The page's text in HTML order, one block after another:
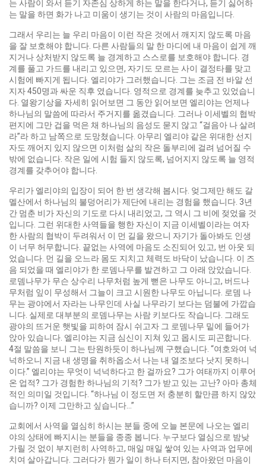
는 사람이 와서 듣기 자존심 상하게 하는 말을 한다거나, 듣기 싫어하
는 말을 하면 화가 나고 미움이 생기는 것이 사람의 마음입니다.
그래서 우리는 늘 우리 마음이 이런 작은 것에서 깨지지 않도록 마음
을 잘 보호해야 합니다. 다른 사람들의 말 한 마디에 내 마음이 쉽게 깨
지거나 상처받지 않도록 늘 경계하고 스스로를 보호해야 합니다. 경
계를 풀고 가드를 내리고 있으면, 자기도 모르는 사이 결정타를 맞고
시험에 빠지게 됩니다. 엘리야가 그러했습니다. 그는 조금 전 바알 선
지자 450명과 싸운 직후 였습니다. 영적으로 경계를 늦추고 있었습니
다. 열왕기상을 자세히 읽어보면 그 동안 읽어보면 엘리야는 언제나
하나님의 말씀에 따라서 주거지를 옮겼습니다. 그러나 이세벨의 협박
편지에 그만 겁을 먹은 채 하나님의 음성도 묻지 않고 “걸음아 나 살려
라”라 하고 남쪽으로 도망쳤습니다. 아무리 엘리야 같은 위대한 선지
자도 깨어지 있지 않으면 이처럼 삶의 작은 돌부리에 걸려 넘어질 수
밖에 없습니다. 작은 일에 시험 들지 않도록, 넘어지지 않도록 늘 영적
경계를 갖추어야 합니다.
우리가 엘리야의 입장이 되어 한 번 생각해 봅시다. 엊그제만 해도 갈
멜산에서 하나님의 불덩어리가 제단에 내리는 경험을 했습니다. 3년
간 멈춘 비가 자신의 기도로 다시 내리었고, 그 역시 그 비에 젖었을 것
입니다. 그런 위대한 사역들을 행한 자신이 지금 이세벨이라는 여자
한 사람의 협박이 두려워서 이 먼 길을 왔으니 자기가 돌아봐도 인생
이 너무 허무합니다. 끝없는 사역에 마음도 소진되어 있고, 번 아웃 되
었습니다. 먼 길을 오느라 몸도 지치고 체력도 바닥이 났습니다. 이 즈
음 되었을 때 엘리야가 한 로뎀나무를 발견하고 그 아래 앉았습니다.
로뎀나무가 무슨 상수리 나무처럼 높게 뻗은 나무도 아니고, 버드나
무처럼 잎이 무성해서 그늘이 크고 시원한 나무도 아닙니다. 로뎀 나
무는 광야에서 자라는 나무인데 사실 나무라기 보다는 덤불에 가깝습
니다. 실제로 대부분의 로뎀나무는 사람 키보다도 작습니다. 그래도
광야의 뜨거운 햇빛을 피하여 잠시 쉬고자 그 로뎀나무 밑에 들어가
앉아 있습니다. 엘리야는 지금 심신이 지쳐 있고 몹시도 피곤합니다.
4절 말씀을 보니 그는 탄원하듯이 하나님께 구했습니다. “여호와여 넉
넉하오니 지금 내 생명을 취하옵소서 나는 내 열조보다 낫지 못하니
이다.” 엘리야는 무엇이 넉넉하다고 한 걸까요? 그가 여태까지 이루어
온 업적? 그가 경험한 하나님의 기적? 그가 받고 있는 고난? 아마 총체
적인 의미일 것입니다. “하나님 이 정도면 저 충분히 할만큼 하지 않았
습니까? 이제 그만하고 싶습니다…”
교회에서 사역을 열심히 하시는 분들 중에 오늘 본문에 나오는 엘리
야의 상태에 빠지시는 분들을 종종 봅니다. 누구보다 열심으로 밤낮
가릴 것 없이 부지런히 사역하고, 매일 매일 쌓여 있는 사역과 업무에
치여 살아갑니다. 그러다가 뭔가 일이 하나 터지면, 참아왔던 마음이